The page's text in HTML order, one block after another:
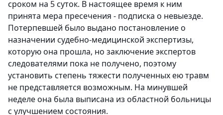
сроком на 5 суток. В настоящее время к ним
принята мера пресечения - подписка о невыезде.
Потерпевшей было выдано постановление о
назначении судебно-медицинской экспертизы,
которую она прошла, но заключение экспертов
следователями пока не получено, поэтому
установить степень тяжести полученных ею травм
не представляется возможным. На минувшей
неделе она была выписана из областной больницы
с улучшением состояния.